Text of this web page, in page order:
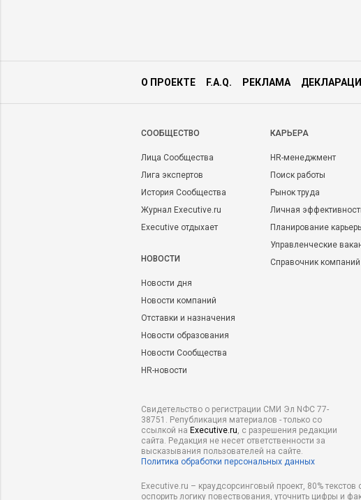
О ПРОЕКТЕ F.A.Q. РЕКЛАМА
CООБЩЕСТВО
Лица Сообщества
Лига экспертов
История Сообщества
Журнал Executive.ru
Executive отдыхает
НОВОСТИ
Новости дня
Новости компаний
Отставки и назначения
Новости образования
Новости Сообщества
HR-новости
КАРЬЕРА
HR-менеджмент
Поиск работы
Рынок труда
Личная
Планирование
Управленческие
Справочник компаний
Свидетельство о регистрации СМИ Эл NФС 77-
38751. Републикация материалов - только со
ссылкой на Executive.ru, с разрешения редакции
сайта. Редакция не несет ответственности за
высказывания пользователей на сайте.
Политика обработки персональных данных
Executive.ru – краудсорсинговый проект, 80%
оспорить логику повествования, уточнить цифры и